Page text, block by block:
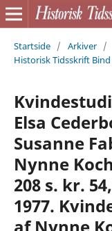
Startside / Arkiver /
Historisk Tidsskrift
Elsa
Susanne
Nynne
208 s. kr.
1977.